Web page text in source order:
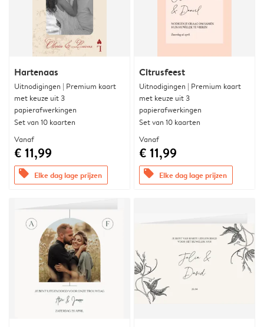
Hartenaas
Uitnodigingen | Premium kaart
met keuze uit 3
papierafwerkingen
Set van 10 kaarten
Vanaf
€ 11,99
offers Elke dag lage prijzen
Citrusfeest
Uitnodigingen | Premium kaart
met keuze uit 3
papierafwerkingen
Set van 10 kaarten
Vanaf
€ 11,99
offers Elke dag lage prijzen